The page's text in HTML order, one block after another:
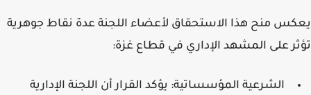
يعكس منح هذا الاستحقاق لأعضاء اللجنة عدة نقاط جوهرية
تؤثر على المشهد الإداري في قطاع غزة:
الشرعية المؤسساتية: يؤكد القرار أن اللجنة الإدارية